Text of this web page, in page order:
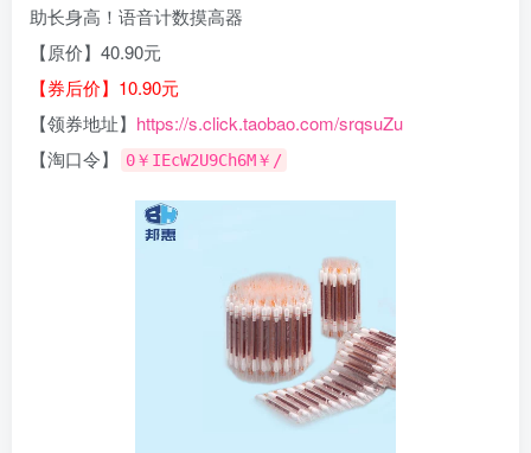
助长身高！语音计数摸高器
【原价】40.90元
【券后价】10.90元
【领券地址】 https://s.click.taobao.com/srqsuZu
【淘口令】
0￥IEcW2U9Ch6M￥/